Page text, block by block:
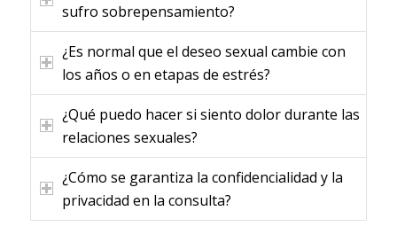
sufro sobrepensamiento?
¿Es normal que el deseo sexual cambie con
los años o en etapas de estrés?
¿Qué puedo hacer si siento dolor durante las
relaciones sexuales?
¿Cómo se garantiza la confidencialidad y la
privacidad en la consulta?